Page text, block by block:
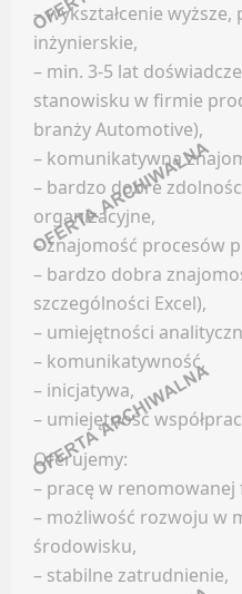
Oferty pracy
Kanały social media
Newsletter
KONTROLING
Oferty pracy
Kanały social media
Newsletter
KURIER / DOSTAWCA /
Oferty pracy
Kanały social media
Newsletter
MAGAZYNIER /
Oferty pracy
Kanały social media
Newsletter
GAZOWNICTWO
Facebook
LinkedIn
Discord
Kanały kategorii
Kanały ogólne
Newsletter
GRAFIKA / ANIMACJA / UI &
Facebook
LinkedIn
Discord
Kanały kategorii
Kanały ogólne
Newsletter
– wykształcenie
inżynierskie,
– min. 3-5 lat
stanowisku w firmie
branży Automotive),
– komunikatywna
– bardzo dobre
organizacyjne,
– znajomość procesów
– bardzo dobra
szczególności Excel),
– umiejętności
– komunikatywność,
– inicjatywa,
– umiejętność
Oferujemy:
– pracę w
– możliwość rozwoju w
środowisku,
– stabilne zatrudnienie,